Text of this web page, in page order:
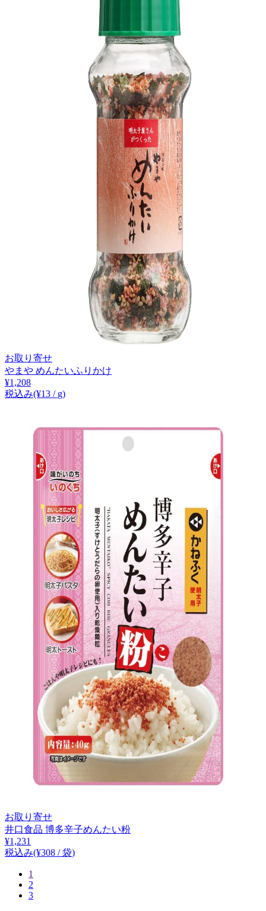
お取り寄せ
やまや めんたいふりかけ
¥1,208
税込み(¥13 / g)
お取り寄せ
井口食品 博多辛子めんたい粉
¥1,231
税込み(¥308 / 袋)
1
2
3